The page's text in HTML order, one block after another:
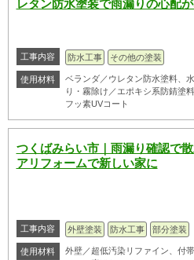
レタン防水塗装で雨漏りの心配
工事内容 防水工事 その他の塗装
使用材料
ベランダ／ウレタン防水塗料、
り・霧除け／エポキシ系防錆塗料
フッ素UVコート
つくばみらい市｜雨漏り確認で
アリフォームで新しい家に
工事内容 外壁塗装 防水工事 部分塗装
使用材料
外壁／超低汚染リファイン、付